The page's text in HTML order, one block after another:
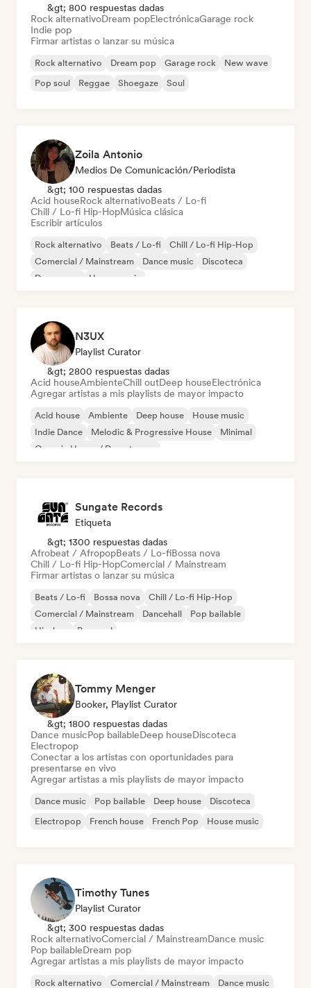
&gt; 800 respuestas dadas
Rock alternativoDream popElectrónicaGarage rock
Indie pop
Firmar artistas o lanzar su música
Rock alternativo Dream pop Garage rock
New wave
Pop soul
Reggae Shoegaze Soul
Zoila Antonio
Medios De Comunicación/Periodista
&gt; 100 respuestas dadas
Acid houseRock alternativoBeats / Lo-fi
Chill / Lo-fi Hip-HopMúsica clásica
Escribir artículos
Rock alternativo Beats / Lo-fi
Chill / Lo-fi Hip-Hop
Comercial / Mainstream
Dance music
Discoteca
Dream pop
House music
N3UX
Playlist Curator
&gt; 2800 respuestas dadas
Acid houseAmbienteChill outDeep houseElectrónica
Agregar artistas a mis playlists de mayor impacto
Acid house Ambiente Deep house
House music
Indie Dance
Melodic & Progressive House
Minimal
Organic House / Downtempo
Sungate Records
Etiqueta
&gt; 1300 respuestas dadas
Afrobeat / AfropopBeats / Lo-fiBossa nova
Chill / Lo-fi Hip-HopComercial / Mainstream
Firmar artistas o lanzar su música
Beats / Lo-fi Bossa nova
Chill / Lo-fi Hip-Hop
Comercial / Mainstream
Dancehall
Pop bailable
Hip-hop
Pop soul
Tommy Menger
Booker, Playlist Curator
&gt; 1800 respuestas dadas
Dance musicPop bailableDeep houseDiscoteca
Electropop
Conectar a los artistas con oportunidades para
presentarse en vivo
Agregar artistas a mis playlists de mayor impacto
Dance music Pop bailable Deep house
Discoteca
Electropop
French house French Pop House music
Timothy Tunes
Playlist Curator
&gt; 300 respuestas dadas
Rock alternativoComercial / MainstreamDance music
Pop bailableDream pop
Agregar artistas a mis playlists de mayor impacto
Rock alternativo Comercial / Mainstream Dance music